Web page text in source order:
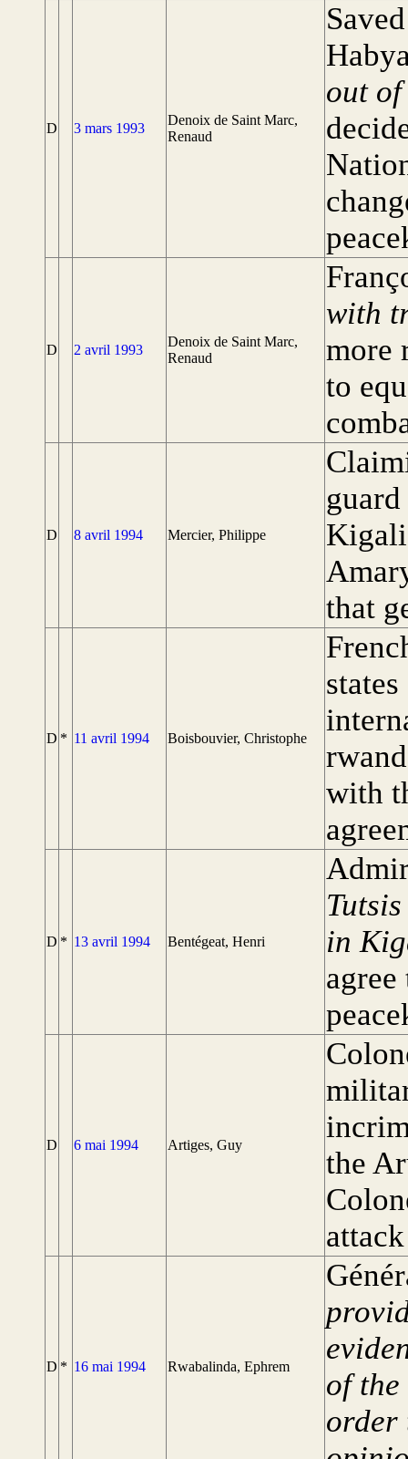
D 3 mars 1993
Denoix de Saint Marc,
Renaud
out
D 2 avril 1993
Denoix de Saint Marc,
Renaud
with
more
to
D 8 avril 1994 Mercier, Philippe
that
D * 11 avril 1994 Boisbouvier, Christophe
with
D * 13 avril 1994 Bentégeat, Henri
in
D 6 mai 1994 Artiges, Guy
the
D * 16 mai 1994 Rwabalinda, Ephrem
of
order